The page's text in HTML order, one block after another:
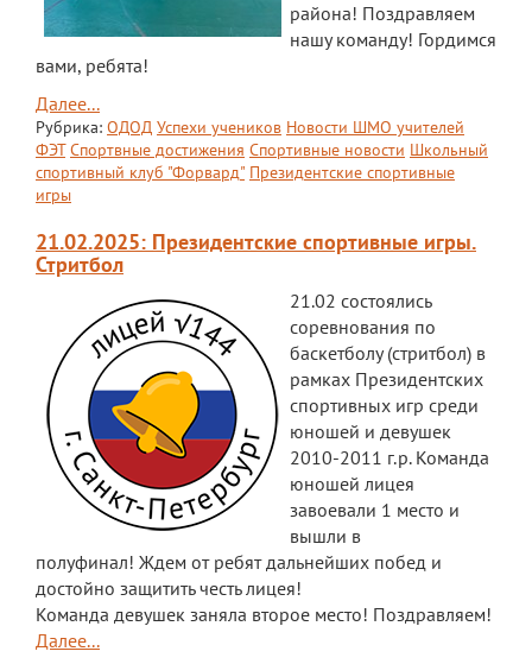
Учебный процесс
Начальная школа
Основная и старшая школа
Оценочные процедуры
Итоговая аттестация
ЕГЭ
Воспитательная работа
Патриотическое воспитание
Воспитательный отдел
Служба сопровождения
Спортивная жизнь
Органы ГОУО
Безопасность
района! Поздравляем
нашу команду! Гордимся
вами, ребята!
Далее...
Рубрика: ОДОД Успехи учеников Новости ШМО учителей
ФЭТ Спортвные достижения Спортивные новости Школьный
спортивный клуб "Форвард" Президентские спортивные
игры
21.02.2025: Президентские спортивные игры.
Стритбол
21.02 состоялись
соревнования по
баскетболу (стритбол) в
рамках Президентских
спортивных игр среди
юношей и девушек
2010-2011 г.р. Команда
юношей лицея
завоевали 1 место и
вышли в
полуфинал! Ждем от ребят дальнейших побед и
достойно защитить честь лицея!
Команда девушек заняла второе место! Поздравляем!
Далее...